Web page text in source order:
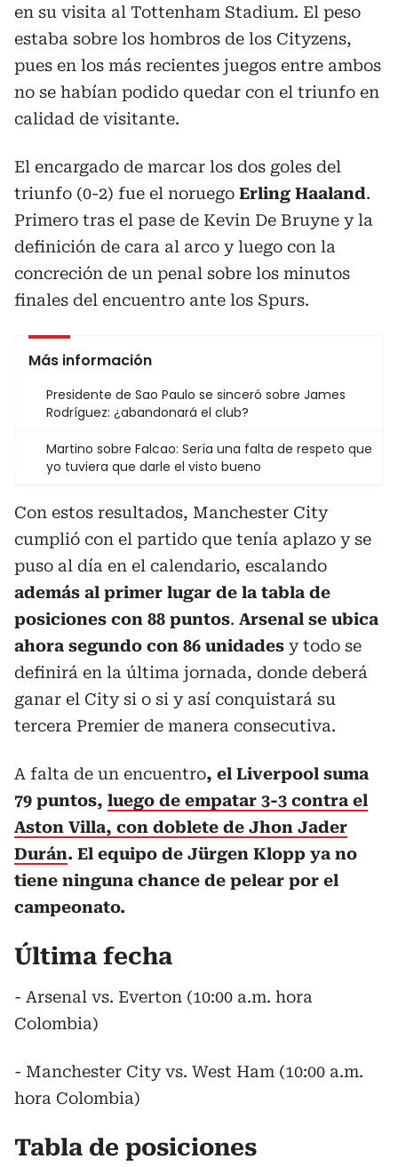
en su visita al Tottenham Stadium. El peso
estaba sobre los hombros de los Cityzens,
pues en los más recientes juegos entre ambos
no se habían podido quedar con el triunfo en
calidad de visitante.
El encargado de marcar los dos goles del
triunfo (0-2) fue el noruego Erling Haaland.
Primero tras el pase de Kevin De Bruyne y la
definición de cara al arco y luego con la
concreción de un penal sobre los minutos
finales del encuentro ante los Spurs.
Más información
Presidente de Sao Paulo se sinceró sobre James
Rodríguez: ¿abandonará el club?
Martino sobre Falcao: Sería una falta de respeto que
yo tuviera que darle el visto bueno
Con estos resultados, Manchester City
cumplió con el partido que tenía aplazo y se
puso al día en el calendario, escalando
además al primer lugar de la tabla de
posiciones con 88 puntos. Arsenal se ubica
ahora segundo con 86 unidades y todo se
definirá en la última jornada, donde deberá
ganar el City si o si y así conquistará su
tercera Premier de manera consecutiva.
A falta de un encuentro, el Liverpool suma
79 puntos, luego de empatar 3-3 contra el
Aston Villa, con doblete de Jhon Jader
Durán. El equipo de Jürgen Klopp ya no
tiene ninguna chance de pelear por el
campeonato.
Última fecha
- Arsenal vs. Everton (10:00 a.m. hora
Colombia)
- Manchester City vs. West Ham (10:00 a.m.
hora Colombia)
Tabla de posiciones